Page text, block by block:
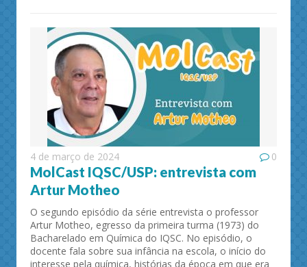
4 de março de 2024 0
MolCast IQSC/USP: entrevista com
Artur Motheo
O segundo episódio da série entrevista o professor
Artur Motheo, egresso da primeira turma (1973) do
Bacharelado em Química do IQSC. No episódio, o
docente fala sobre sua infância na escola, o início do
interesse pela química, histórias da época em que era